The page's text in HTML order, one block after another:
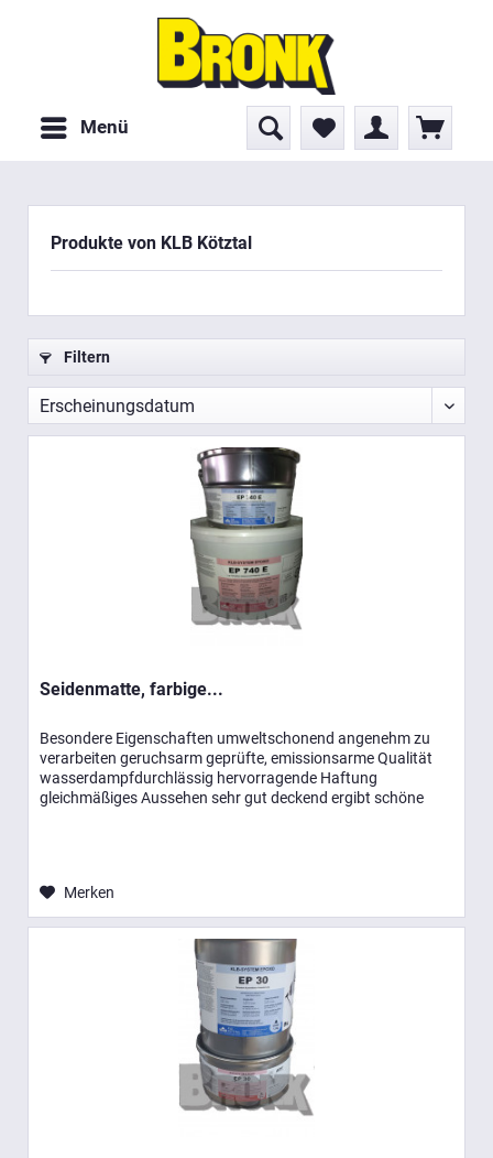
Menü
Produkte von KLB Kötztal
Filtern
Seidenmatte, farbige...
Besondere Eigenschaften umweltschonend angenehm zu
verarbeiten geruchsarm geprüfte, emissionsarme Qualität
wasserdampfdurchlässig hervorragende Haftung
gleichmäßiges Aussehen sehr gut deckend ergibt schöne
Merken